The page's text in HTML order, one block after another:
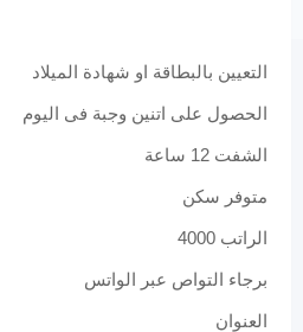
التعيين بالبطاقة او شهادة الميلاد
الحصول على اتنين وجبة فى اليوم
الشفت 12 ساعة
متوفر سكن
الراتب 4000
برجاء التواص عبر الواتس
العنوان